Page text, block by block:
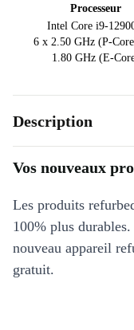
Processeur
Intel Core i9-
6 x 2.50 GHz (P-
1.80 GHz (E-
Description
Vos nouveaux
Les produits
100% plus
nouveau appareil
gratuit.